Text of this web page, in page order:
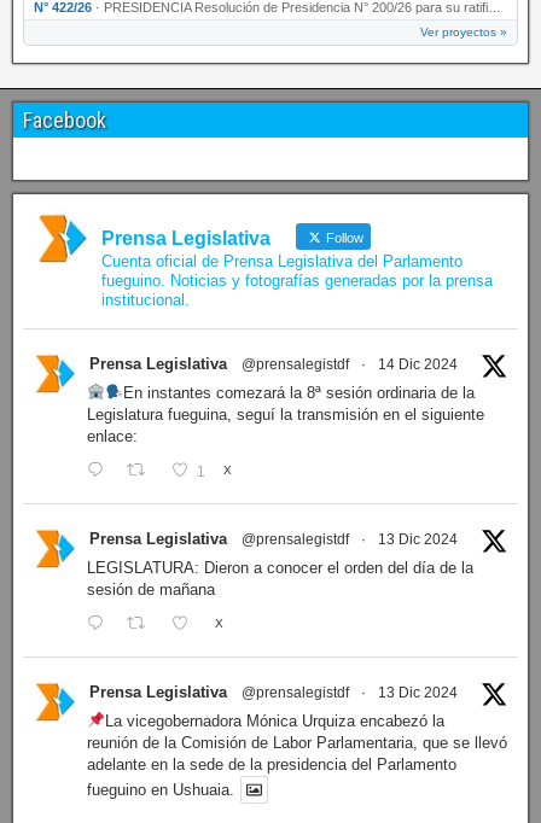
N° 422/26 · PRESIDENCIA Resolución de Presidencia N° 200/26 para su ratificación.
Ver proyectos »
Facebook
Prensa Legislativa Follow
Cuenta oficial de Prensa Legislativa del Parlamento
fueguino. Noticias y fotografías generadas por la prensa
institucional.
Prensa Legislativa @prensalegistdf · 14 Dic 2024
En instantes comezará la 8ª sesión ordinaria de la
Legislatura fueguina, seguí la transmisión en el siguiente
enlace:
1 X
Prensa Legislativa @prensalegistdf · 13 Dic 2024
LEGISLATURA: Dieron a conocer el orden del día de la
sesión de mañana
X
Prensa Legislativa @prensalegistdf · 13 Dic 2024
La vicegobernadora Mónica Urquiza encabezó la
reunión de la Comisión de Labor Parlamentaria, que se llevó
adelante en la sede de la presidencia del Parlamento
fueguino en Ushuaia.